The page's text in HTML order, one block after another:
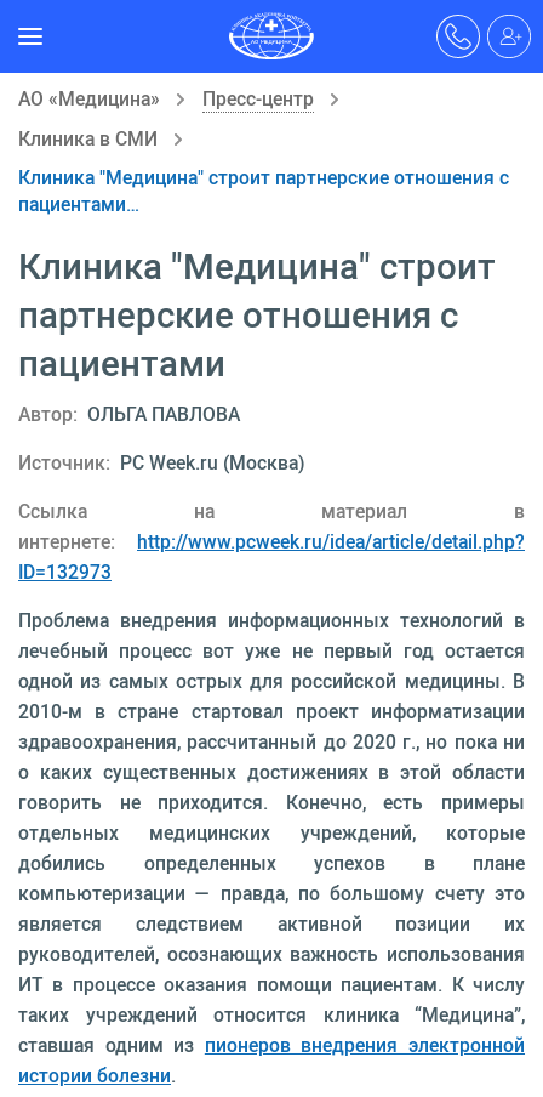
АО «Медицина»
Пресс-центр
Клиника в СМИ
Клиника "Медицина" строит партнерские отношения с
пациентами…
Клиника "Медицина" строит
партнерские отношения с
пациентами
Автор: ОЛЬГА ПАВЛОВА
Источник: PC Week.ru (Москва)
Ссылка на материал в
интернете:
http://www.pcweek.ru/idea/article/detail.php?
ID=132973
Проблема внедрения информационных технологий в
лечебный процесс вот уже не первый год остается
одной из самых острых для российской медицины. В
2010-м в стране стартовал проект информатизации
здравоохранения, рассчитанный до 2020 г., но пока ни
о каких существенных достижениях в этой области
говорить не приходится. Конечно, есть примеры
отдельных медицинских учреждений, которые
добились определенных успехов в плане
компьютеризации — правда, по большому счету это
является следствием активной позиции их
руководителей, осознающих важность использования
ИТ в процессе оказания помощи пациентам. К числу
таких учреждений относится клиника “Медицина”,
ставшая одним из пионеров внедрения электронной
истории болезни.